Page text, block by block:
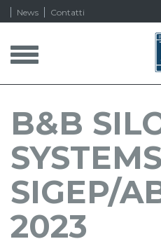
News Contatti
T
o
e
n
a
v
i
g
a
t
i
B&B
SIGEP/
2023